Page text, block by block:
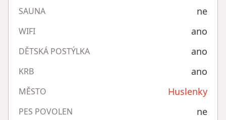
SAUNA ne
WIFI ano
DĚTSKÁ POSTÝLKA ano
KRB ano
MĚSTO Huslenky
PES POVOLEN ne